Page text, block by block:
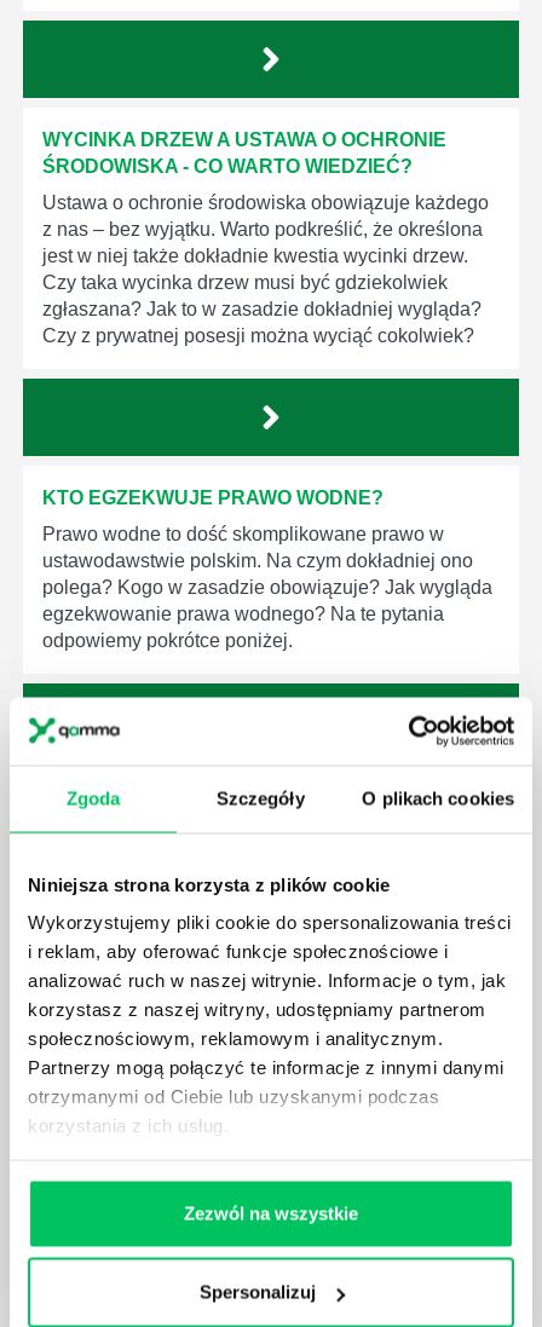
Zgoda Szczegóły O plikach cookies
Niniejsza strona korzysta z plików cookie
Wykorzystujemy pliki cookie do spersonalizowania treści
i reklam, aby oferować funkcje społecznościowe i
analizować ruch w naszej witrynie. Informacje o tym, jak
korzystasz z naszej witryny, udostępniamy partnerom
społecznościowym, reklamowym i analitycznym.
Partnerzy mogą połączyć te informacje z innymi danymi
otrzymanymi od Ciebie lub uzyskanymi podczas
korzystania z ich usług.
Zezwól na wszystkie
Spersonalizuj
WYCINKA DRZEW A USTAWA O OCHRONIE
ŚRODOWISKA - CO WARTO WIEDZIEĆ?
Ustawa o ochronie środowiska obowiązuje każdego
z nas – bez wyjątku. Warto podkreślić, że określona
jest w niej także dokładnie kwestia wycinki drzew.
Czy taka wycinka drzew musi być gdziekolwiek
zgłaszana? Jak to w zasadzie dokładniej wygląda?
Czy z prywatnej posesji można wyciąć cokolwiek?
KTO EGZEKWUJE PRAWO WODNE?
Prawo wodne to dość skomplikowane prawo w
ustawodawstwie polskim. Na czym dokładniej ono
polega? Kogo w zasadzie obowiązuje? Jak wygląda
egzekwowanie prawa wodnego? Na te pytania
odpowiemy pokrótce poniżej.
GDZIE MOŻEMY ZAPOZNAĆ SIĘ Z
WYMAGANIAMI NORM JAKOŚCI WYROBÓW
W związku z ogromnym rozwojem dzisiejszego
społeczeństwa wprowadzane jest coraz więcej reguł,
które mają za zadanie poprawić poszczególne
dziedziny gospodarki. Dzięki nim wszystkie firmy
będą zobowiązane przestrzegać zasad, których
wprowadzenie dąży do ujednolicenia jakości
produktów, które trafiają do klientów.
CZYM ZAJMUJE SIĘ AUDYTOR WEWNĘTRZNY
poszczególne stanowiska muszą wykonywać